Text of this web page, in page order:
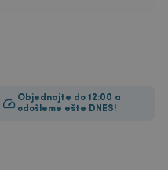
Objednajte do 12:00 a
odošleme ešte DNES!